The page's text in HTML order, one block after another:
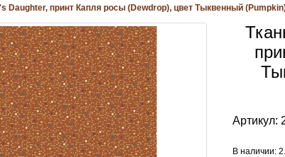
Daughter, принт Капля росы (Dewdrop), цвет Тыквенный
Артикул:
В наличии: